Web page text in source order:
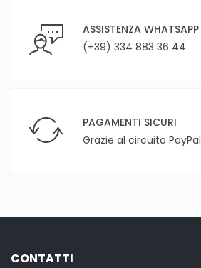
ASSISTENZA WHATSAPP
(+39) 334 883 36 44
PAGAMENTI SICURI
Grazie al circuito PayPal
CONTATTI